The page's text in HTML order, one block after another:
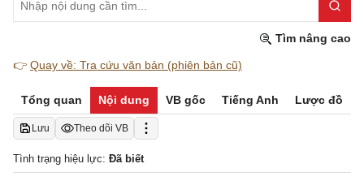
Tìm nâng cao
👉 Quay về: Tra cứu văn bản (phiên bản cũ)
Tổng quan Nội dung VB gốc Tiếng Anh Lược đồ
Lưu Theo dõi VB
Tình trạng hiệu lực: Đã biết